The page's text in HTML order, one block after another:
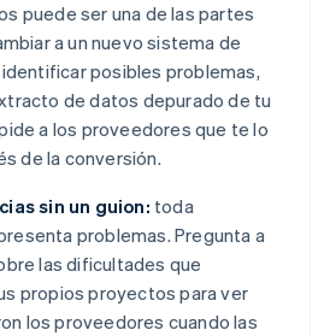
puede ser una de las partes
a un nuevo sistema de
posibles problemas,
de datos depurado de tu
a los proveedores que te lo
de la conversión.
sin un guion: toda
problemas. Pregunta a
las dificultades que
propios proyectos para ver
los proveedores cuando las